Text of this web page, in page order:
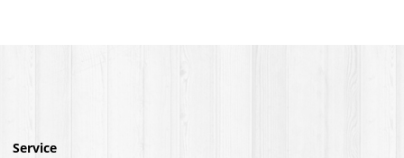
Service